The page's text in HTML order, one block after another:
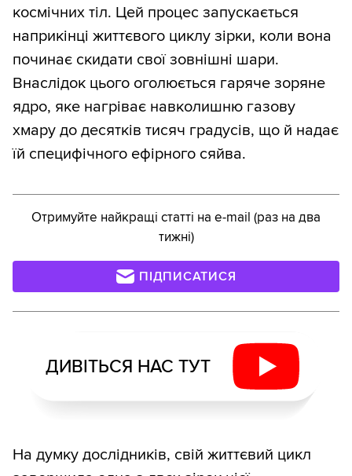
космічних тіл. Цей процес запускається
наприкінці життєвого циклу зірки, коли вона
починає скидати свої зовнішні шари.
Внаслідок цього оголюється гаряче зоряне
ядро, яке нагріває навколишню газову
хмару до десятків тисяч градусів, що й надає
їй специфічного ефірного сяйва.
Отримуйте найкращі статті на e-mail (раз на два
тижні)
ПІДПИСАТИСЯ
ДИВІТЬСЯ НАС ТУТ
На думку дослідників, свій життєвий цикл